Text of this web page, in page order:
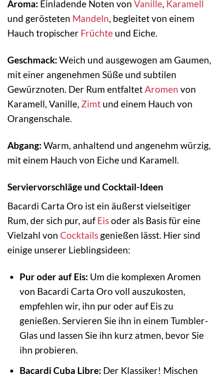
Aroma: Einladende Noten von Vanille, Karamell
und gerösteten Mandeln, begleitet von einem
Hauch tropischer Früchte und Eiche.
Geschmack: Weich und ausgewogen am Gaumen,
mit einer angenehmen Süße und subtilen
Gewürznoten. Der Rum entfaltetAromen von
Karamell, Vanille, Zimt und einem Hauch von
Orangenschale.
Abgang: Warm, anhaltend und angenehm würzig,
mit einem Hauch von Eiche und Karamell.
Serviervorschläge und Cocktail-Ideen
Bacardi Carta Oro ist ein äußerst vielseitiger
Rum, der sich pur, aufEisoder als Basis für eine
Vielzahl von Cocktails genießen lässt. Hier sind
einige unserer Lieblingsideen:
Pur oder auf Eis: Um die komplexen Aromen
von Bacardi Carta Oro voll auszukosten,
empfehlen wir, ihn pur oder auf Eis zu
genießen. Servieren Sie ihn in einem Tumbler-
Glas und lassen Sie ihn kurz atmen, bevor Sie
ihn probieren.
Bacardi Cuba Libre: Der Klassiker! Mischen